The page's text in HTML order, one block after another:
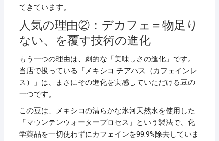
てきています。
人気の理由②：デカフェ＝物足り
ない、を覆す技術の進化
もう一つの理由は、劇的な「美味しさの進化」です。
当店で扱っている「メキシコ チアパス（カフェインレ
ス）」は、まさにその進化を実感していただける豆の
一つです。
この豆は、メキシコの清らかな氷河天然水を使用した
「マウンテンウォータープロセス」という製法で、化
学薬品を一切使わずにカフェインを99.9%除去していま